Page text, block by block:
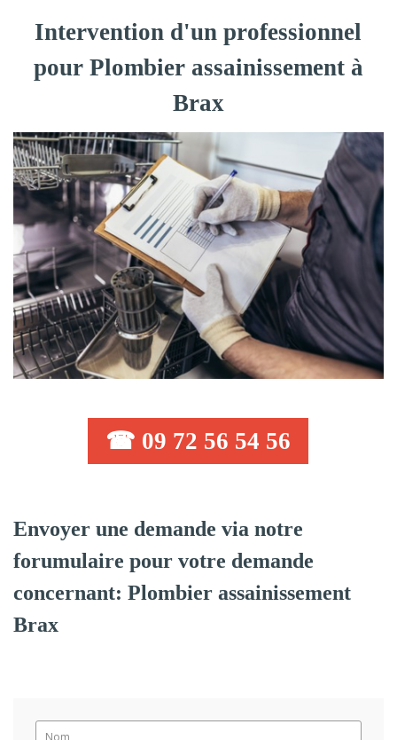
Intervention d'un professionnel
pour Plombier assainissement à
Brax
☎ 09 72 56 54 56
Envoyer une demande via notre
forumulaire pour votre demande
concernant: Plombier assainissement
Brax